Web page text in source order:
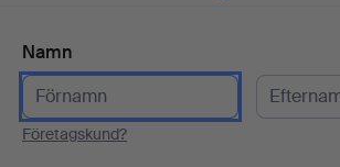
Namn
Företagskund?